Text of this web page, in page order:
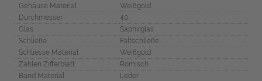
Gehäuse Material
Weißgold
Durchmesser
40
Glas
Saphirglas
Schließe
Faltschließe
Schliesse Material
Weißgold
Zahlen Zifferblatt
Römisch
Band Material
Leder